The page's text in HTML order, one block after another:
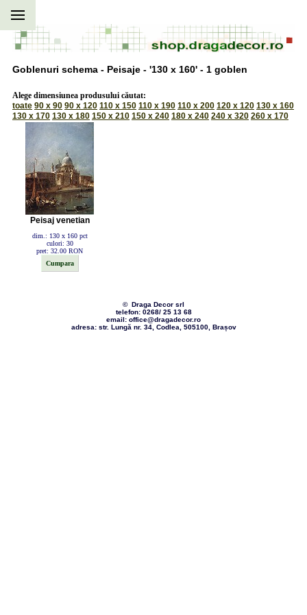
Goblenuri schema - Peisaje - '130 x 160' - 1 goblen
Alege dimensiunea produsului căutat:
toate 90 x 90 90 x 120 110 x 150 110 x 190 110 x 200 120 x 120 130 x 160
130 x 170 130 x 180 150 x 210 150 x 240 180 x 240 240 x 320 260 x 170
Peisaj venetian
dim.: 130 x 160 pct
culori: 30
pret: 32.00 RON
© Draga Decor srl
telefon: 0268/ 25 13 68
email: office@dragadecor.ro
adresa: str. Lungă nr. 34, Codlea, 505100, Brașov